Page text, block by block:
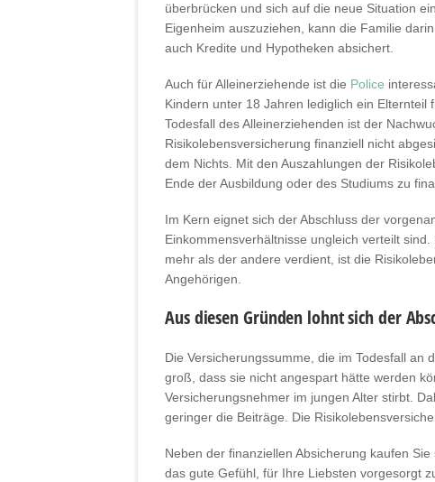
überbrücken und sich auf die neue Situation
Eigenheim auszuziehen, kann die Familie
auch Kredite und Hypotheken absichert.
Auch für Alleinerziehende ist die Police
Kindern unter 18 Jahren lediglich ein
Todesfall des Alleinerziehenden ist der
Risikolebensversicherung finanziell nicht
dem Nichts. Mit den Auszahlungen der
Ende der Ausbildung oder des Studiums zu
Im Kern eignet sich der Abschluss der
Einkommensverhältnisse ungleich verteilt
mehr als der andere verdient, ist die
Angehörigen.
Aus diesen Gründen lohnt sich der
Die Versicherungssumme, die im Todesfall an
groß, dass sie nicht angespart hätte werden
Versicherungsnehmer im jungen Alter stirbt.
geringer die Beiträge. Die
Neben der finanziellen Absicherung kaufen
das gute Gefühl, für Ihre Liebsten vorgesorgt